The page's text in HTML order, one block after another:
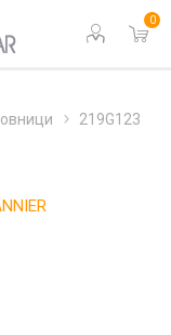
0
219G123